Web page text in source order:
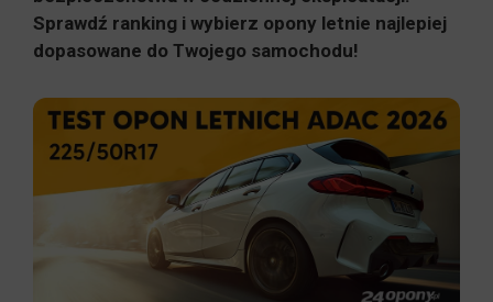
Sprawdź ranking i wybierz opony letnie najlepiej
dopasowane do Twojego samochodu!